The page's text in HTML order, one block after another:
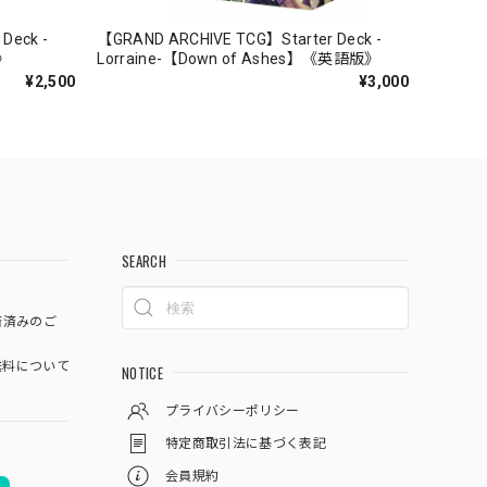
-
¥2,500
【GRAND ARCHIVE TCG】Starter Deck -
Lorraine-【Down of Ashes】《英語版》
¥3,000
みのご
について
SEARCH
NOTICE
プライバシーポリシー
特定商取引法に基づく表記
会員規約